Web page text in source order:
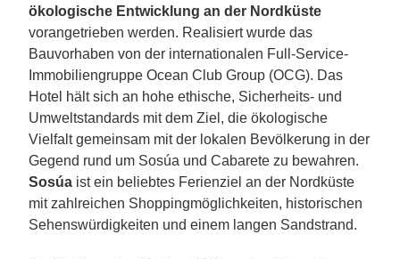
ökologische Entwicklung an der Nordküste
vorangetrieben werden. Realisiert wurde das
Bauvorhaben von der internationalen Full-Service-
Immobiliengruppe Ocean Club Group (OCG). Das
Hotel hält sich an hohe ethische, Sicherheits- und
Umweltstandards mit dem Ziel, die ökologische
Vielfalt gemeinsam mit der lokalen Bevölkerung in der
Gegend rund um Sosúa und Cabarete zu bewahren.
Sosúa ist ein beliebtes Ferienziel an der Nordküste
mit zahlreichen Shoppingmöglichkeiten, historischen
Sehenswürdigkeiten und einem langen Sandstrand.